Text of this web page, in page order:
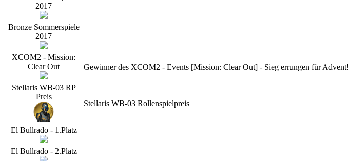
2017
Bronze Sommerspiele
2017
XCOM2 - Mission:
Clear Out
Gewinner des XCOM2 - Events [Mission: Clear Out] - Sieg errungen für Advent!
Stellaris WB-03 RP
Preis
Stellaris WB-03 Rollenspielpreis
El Bullrado - 1.Platz
El Bullrado - 2.Platz